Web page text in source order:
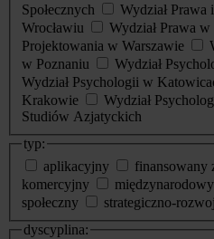
Społecznych
Wydział Prawa
Wrocławiu
Wydział Prawa
Projektowania w Warszawie
w Poznaniu
Wydział
Wydział Psychologii w
Krakowie
Wydział
Studiów Azjatyckich
typ:
aplikacyjny
finansowany
komercyjny
międzynarodowy
społeczny
strategiczno-
dyscyplina: